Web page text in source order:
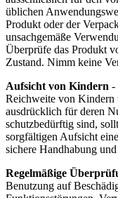
üblichen
Produkt oder der
unsachgemäße
Überprüfe das Produkt
Zustand. Nimm keine
Aufsicht von Kindern -
Reichweite von Kindern
ausdrücklich für deren
schutzbedürftig sind,
sorgfältigen Aufsicht
sichere Handhabung
Regelmäßige
Benutzung auf